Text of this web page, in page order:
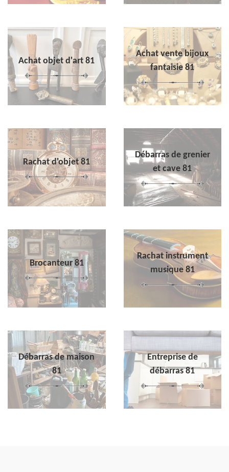
Achat objet d'art 81
Achat vente bijoux
fantaisie 81
Rachat d'objet 81
Débarras de grenier
et cave 81
Brocanteur 81
Rachat instrument
musique 81
Débarras de maison
81
Entreprise de
débarras 81